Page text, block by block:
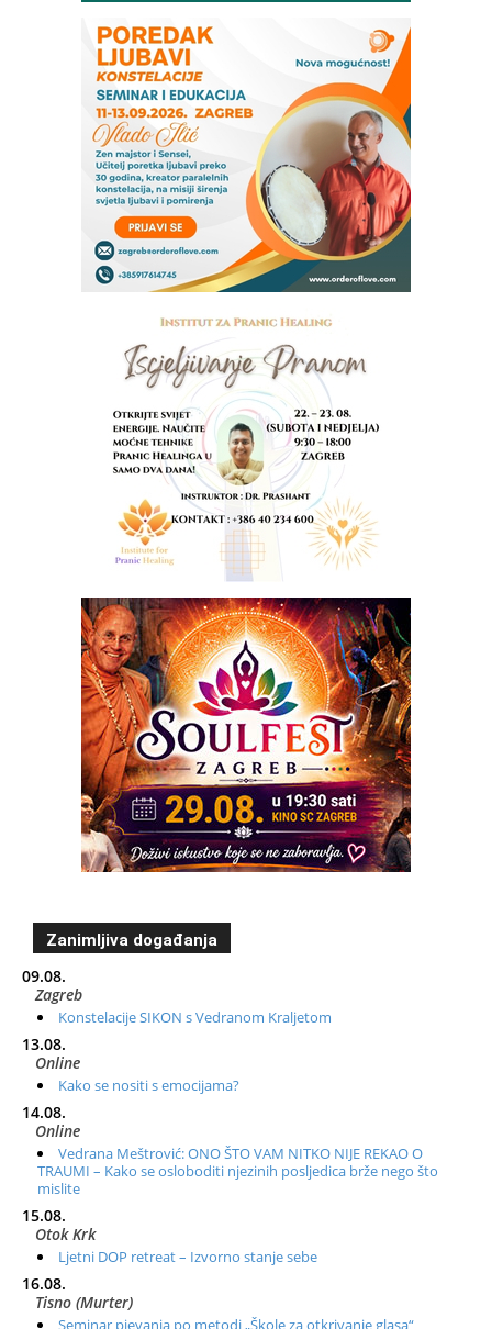
Zanimljiva događanja
09.08.
Zagreb
Konstelacije SIKON s Vedranom Kraljetom
13.08.
Online
Kako se nositi s emocijama?
14.08.
Online
Vedrana Meštrović: ONO ŠTO VAM NITKO NIJE REKAO O
TRAUMI – Kako se osloboditi njezinih posljedica brže nego što
mislite
15.08.
Otok Krk
Ljetni DOP retreat – Izvorno stanje sebe
16.08.
Tisno (Murter)
Seminar pjevanja po metodi „Škole za otkrivanje glasa“